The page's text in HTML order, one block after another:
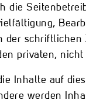
die
der schriftlichen
privaten,
Inhalte auf
werden